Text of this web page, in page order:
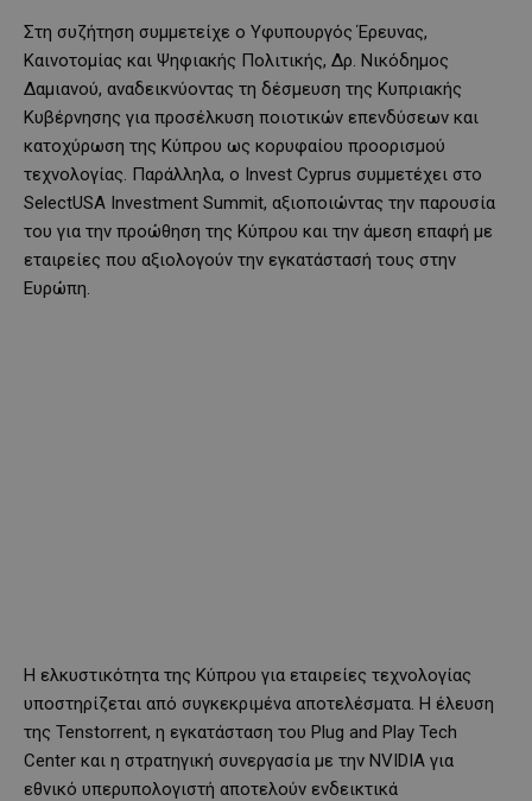
Στη συζήτηση συμμετείχε ο Υφυπουργός Έρευνας,
Καινοτομίας και Ψηφιακής Πολιτικής, Δρ. Νικόδημος
Δαμιανού, αναδεικνύοντας τη δέσμευση της Κυπριακής
Κυβέρνησης για προσέλκυση ποιοτικών επενδύσεων και
κατοχύρωση της Κύπρου ως κορυφαίου προορισμού
τεχνολογίας. Παράλληλα, ο Invest Cyprus συμμετέχει στο
SelectUSA Investment Summit, αξιοποιώντας την παρουσία
του για την προώθηση της Κύπρου και την άμεση επαφή με
εταιρείες που αξιολογούν την εγκατάστασή τους στην
Ευρώπη.
Η ελκυστικότητα της Κύπρου για εταιρείες τεχνολογίας
υποστηρίζεται από συγκεκριμένα αποτελέσματα. Η έλευση
της Tenstorrent, η εγκατάσταση του Plug and Play Tech
Center και η στρατηγική συνεργασία με την NVIDIA για
εθνικό υπερυπολογιστή αποτελούν ενδεικτικά